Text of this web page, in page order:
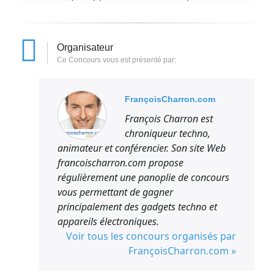
coupon de tirage.
Afin d’obtenir encore plus de coupons de
tirage, les participants ont la possibilité de
bonus. Si les participants leur répondent
correctement, ils obtiennent 1 coupon de
tirage supplémentaire par bonne réponse,
jusqu’à concurrence de 3 coupons
supplémentaires par jour.
L’objectif de nos concours est de faire
gagner de réels participants. Les
participations quotidiennes sont limitées à
celles énoncées plus haut. Toute tentative
de fraude (robot et autres) ou toute
tentative de participation massive ou
contraire à nos règlements sera punie par
Organisateur
Ce Concours vous est présenté par:
FrançoisCharron.com
François Charron est
chroniqueur techno,
animateur et conférencier. Son site Web
francoischarron.com propose
régulièrement une panoplie de concours
vous permettant de gagner
principalement des gadgets techno et
appareils électroniques.
Voir tous les concours organisés par
FrançoisCharron.com »